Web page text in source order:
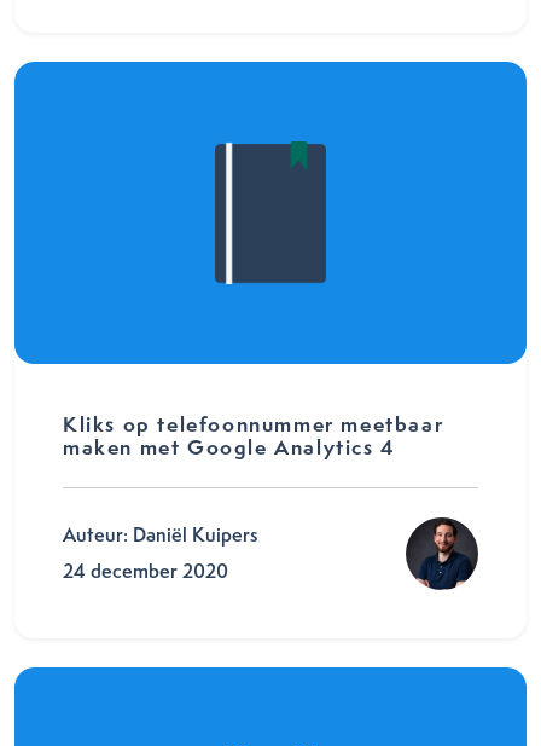
Kliks op telefoonnummer meetbaar
maken met Google Analytics 4
Auteur: Daniël Kuipers
24 december 2020